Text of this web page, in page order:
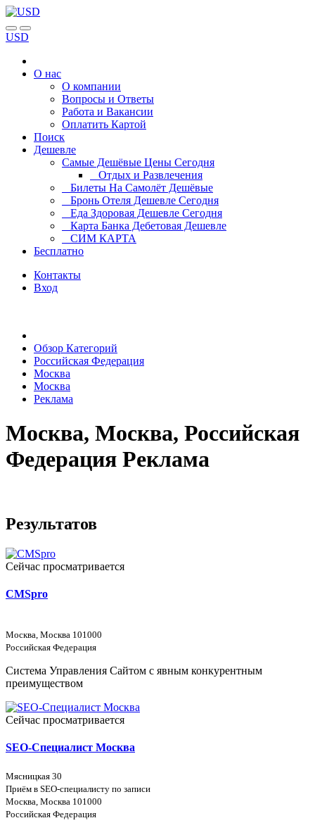
USD
О нас
О компании
Вопросы и Ответы
Работа и Вакансии
Оплатить Картой
Поиск
Дешевле
Самые Дешёвые Цены Сегодня
Отдых и Развлечения
Билеты На Самолёт Дешёвые
Бронь Отеля Дешевле Сегодня
Еда Здоровая Дешевле Сегодня
Карта Банка Дебетовая Дешевле
СИМ КАРТА
Бесплатно
Контакты
Вход
Обзор Категорий
Российская Федерация
Москва
Москва
Реклама
Москва, Москва, Российская
Федерация Реклама
Результатов
Сейчас просматривается
CMSpro
Москва, Москва 101000
Российская Федерация
Система Управления Сайтом с явным конкурентным
преимуществом
Сейчас просматривается
SEO-Специалист Москва
Мясницкая 30
Приём в SEO-специалисту по записи
Москва, Москва 101000
Российская Федерация